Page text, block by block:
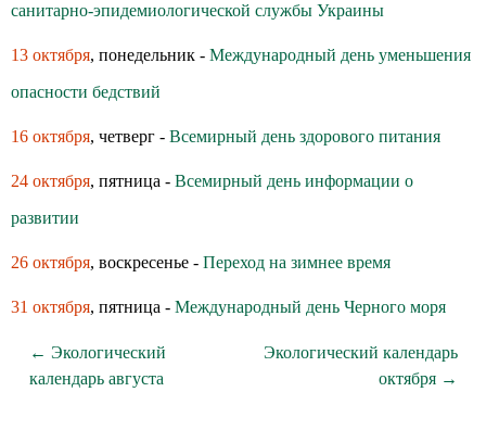
санитарно-эпидемиологической службы Украины
13 октября, понедельник - Международный день уменьшения
опасности бедствий
16 октября, четверг - Всемирный день здoрoвoгo питания
24 октября, пятница - Всемирный день информации о
развитии
26 октября, воскресенье - Переход на зимнее время
31 октября, пятница - Международный день Черного моря
← Экологический
календарь августа
Экологический календарь
октября →